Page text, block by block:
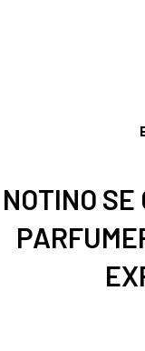
NOTINO